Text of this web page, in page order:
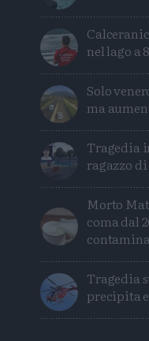
nel lago a
Solo
ma
Tragedia
ragazzo
Morto
coma dal
Tragedia
precipita